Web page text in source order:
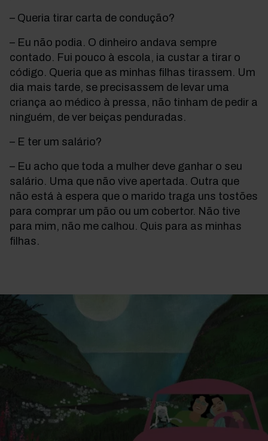
– Queria tirar carta de condução?
– Eu não podia. O dinheiro andava sempre
contado. Fui pouco à escola, ia custar a tirar o
código. Queria que as minhas filhas tirassem. Um
dia mais tarde, se precisassem de levar uma
criança ao médico à pressa, não tinham de pedir a
ninguém, de ver beiças penduradas.
– E ter um salário?
– Eu acho que toda a mulher deve ganhar o seu
salário. Uma que não vive apertada. Outra que
não está à espera que o marido traga uns tostões
para comprar um pão ou um cobertor. Não tive
para mim, não me calhou. Quis para as minhas
filhas.